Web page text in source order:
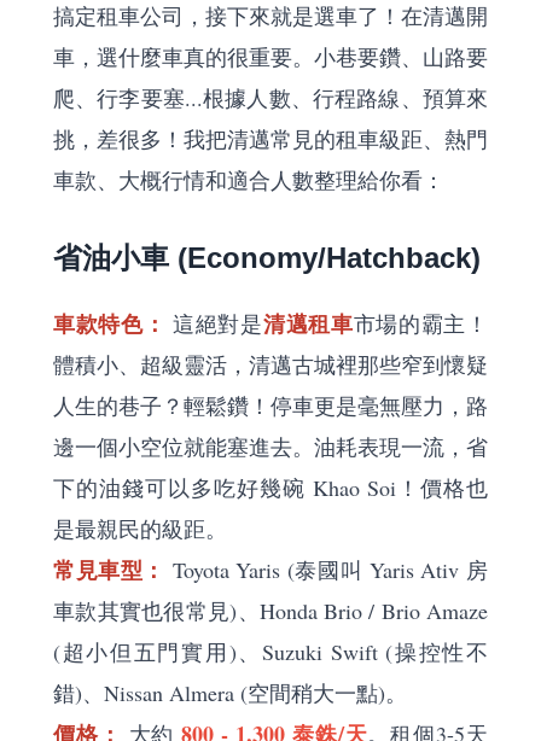
搞定租車公司，接下來就是選車了！在清邁開
車，選什麼車真的很重要。小巷要鑽、山路要
爬、行李要塞...根據人數、行程路線、預算來
挑，差很多！我把清邁常見的租車級距、熱門
車款、大概行情和適合人數整理給你看：
省油小車 (Economy/Hatchback)
車款特色： 這絕對是清邁租車市場的霸主！
體積小、超級靈活，清邁古城裡那些窄到懷疑
人生的巷子？輕鬆鑽！停車更是毫無壓力，路
邊一個小空位就能塞進去。油耗表現一流，省
下的油錢可以多吃好幾碗 Khao Soi！價格也
是最親民的級距。
常見車型： Toyota Yaris (泰國叫 Yaris Ativ 房
車款其實也很常見)、Honda Brio / Brio Amaze
(超小但五門實用)、Suzuki Swift (操控性不
錯)、Nissan Almera (空間稍大一點)。
價格： 大約800 - 1,300 泰銖/天。租個3-5天